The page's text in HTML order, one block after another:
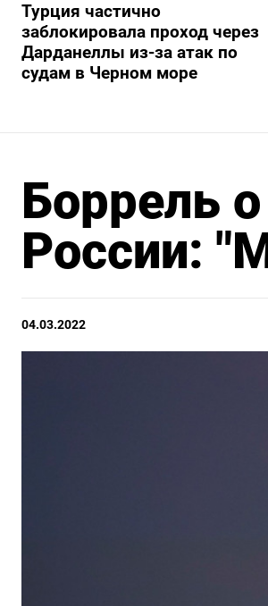
Турция частично
заблокировала проход через
Дарданеллы из-за атак по
судам в Черном море
Боррель
России:
04.03.2022